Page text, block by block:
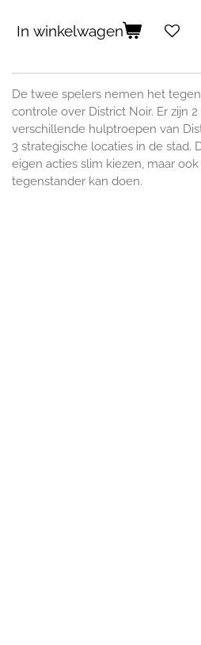
In winkelwagen
De twee spelers nemen het
controle over District Noir. Er zijn
verschillende hulptroepen van
3 strategische locaties in de stad.
eigen acties slim kiezen, maar
tegenstander kan doen.